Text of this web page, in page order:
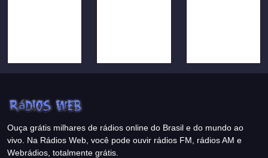
Ouça grátis milhares de rádios online do Brasil e do mundo ao
vivo. Na Rádios Web, você pode ouvir rádios FM, rádios AM e
Webrádios, totalmente grátis.